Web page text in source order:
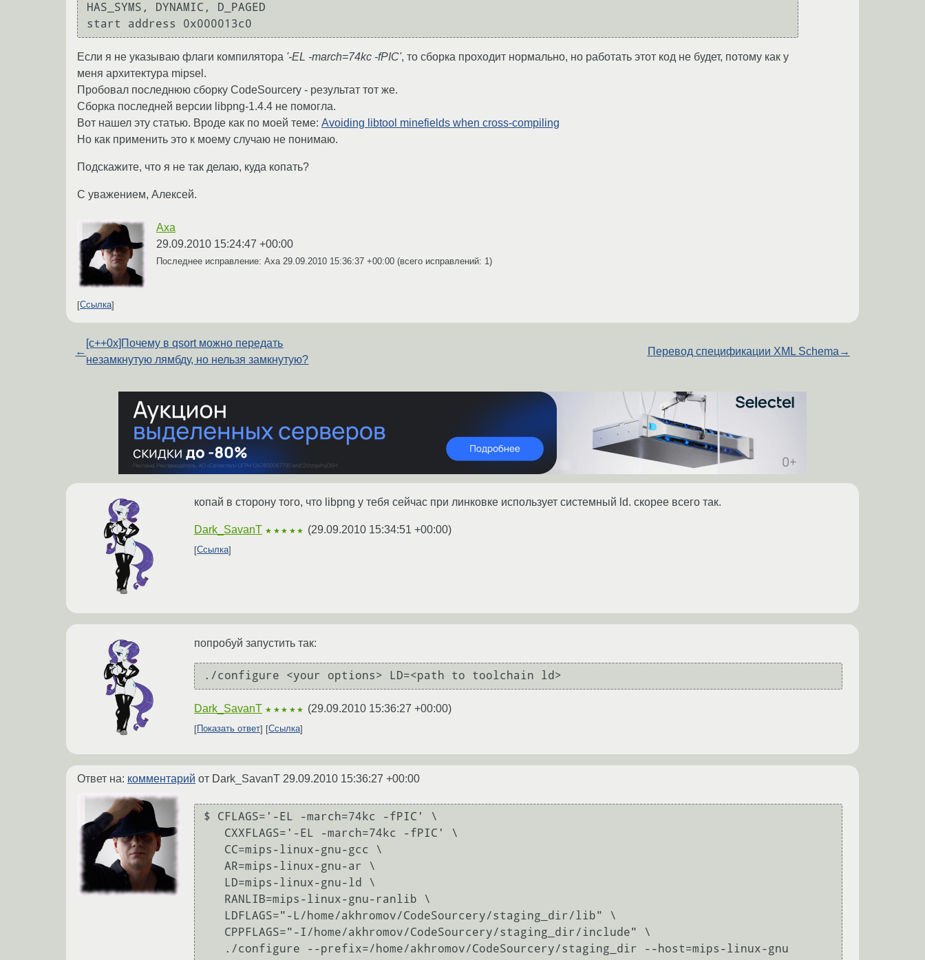
HAS_SYMS, DYNAMIC, D_PAGED
start address 0x000013c0
Если я не указываю флаги компилятора '-EL -march=74kc -fPIC', то сборка проходит нормально, но работать этот код не будет, потому как у
меня архитектура mipsel.
Пробовал последнюю сборку CodeSourcery - результат тот же.
Сборка последней версии libpng-1.4.4 не помогла.
Вот нашел эту статью. Вроде как по моей теме: Avoiding libtool minefields when cross-compiling
Но как применить это к моему случаю не понимаю.
Подскажите, что я не так делаю, куда копать?
С уважением, Алексей.
Axa
29.09.2010 15:24:47 +00:00
Последнее исправление: Axa 29.09.2010 15:36:37 +00:00 (всего исправлений: 1)
Ссылка
←
[c++0x]Почему в qsort можно передать
незамкнутую лямбду, но нельзя замкнутую?
Перевод спецификации XML Schema →
копай в сторону того, что libpng у тебя сейчас при линковке использует системный ld. скорее всего так.
Dark_SavanT ★★★★★ (29.09.2010 15:34:51 +00:00)
Ссылка
попробуй запустить так:
./configure <your options> LD=<path to toolchain ld>
Dark_SavanT ★★★★★ (29.09.2010 15:36:27 +00:00)
Показать ответ Ссылка
Ответ на: комментарий от Dark_SavanT 29.09.2010 15:36:27 +00:00
$ CFLAGS='-EL -march=74kc -fPIC' \